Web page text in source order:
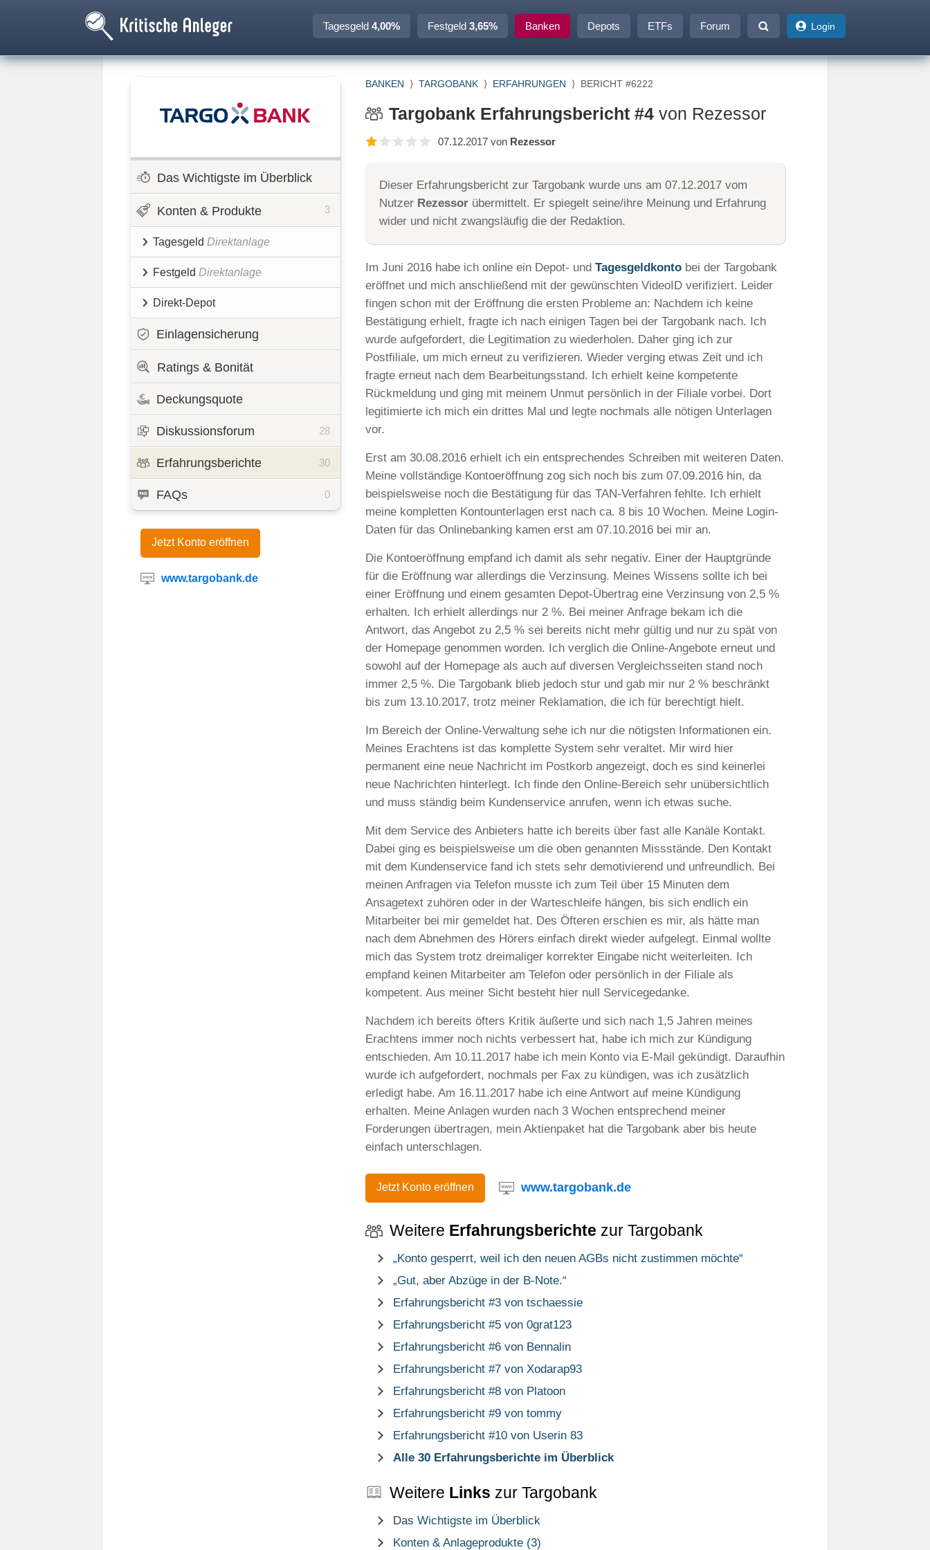
Tagesgeld 4,00% Festgeld 3,65% Banken Depots ETFs Forum Login
Das Wichtigste im Überblick
Konten & Produkte 3
Tagesgeld Direktanlage
Festgeld Direktanlage
Direkt-Depot
Einlagensicherung
Ratings & Bonität
Deckungsquote
Diskussionsforum 28
Erfahrungsberichte 30
FAQs 0
Jetzt Konto eröffnen
www.targobank.de
BANKEN ⟩ TARGOBANK ⟩ ERFAHRUNGEN ⟩ BERICHT #6222
Targobank Erfahrungsbericht #4 von Rezessor
07.12.2017 von Rezessor
Dieser Erfahrungsbericht zur Targobank wurde uns am 07.12.2017 vom
Nutzer Rezessor übermittelt. Er spiegelt seine/ihre Meinung und Erfahrung
wider und nicht zwangsläufig die der Redaktion.
Im Juni 2016 habe ich online ein Depot- und Tagesgeldkonto bei der Targobank
eröffnet und mich anschließend mit der gewünschten VideoID verifiziert. Leider
fingen schon mit der Eröffnung die ersten Probleme an: Nachdem ich keine
Bestätigung erhielt, fragte ich nach einigen Tagen bei der Targobank nach. Ich
wurde aufgefordert, die Legitimation zu wiederholen. Daher ging ich zur
Postfiliale, um mich erneut zu verifizieren. Wieder verging etwas Zeit und ich
fragte erneut nach dem Bearbeitungsstand. Ich erhielt keine kompetente
Rückmeldung und ging mit meinem Unmut persönlich in der Filiale vorbei. Dort
legitimierte ich mich ein drittes Mal und legte nochmals alle nötigen Unterlagen
vor.
Erst am 30.08.2016 erhielt ich ein entsprechendes Schreiben mit weiteren Daten.
Meine vollständige Kontoeröffnung zog sich noch bis zum 07.09.2016 hin, da
beispielsweise noch die Bestätigung für das TAN-Verfahren fehlte. Ich erhielt
meine kompletten Kontounterlagen erst nach ca. 8 bis 10 Wochen. Meine Login-
Daten für das Onlinebanking kamen erst am 07.10.2016 bei mir an.
Die Kontoeröffnung empfand ich damit als sehr negativ. Einer der Hauptgründe
für die Eröffnung war allerdings die Verzinsung. Meines Wissens sollte ich bei
einer Eröffnung und einem gesamten Depot-Übertrag eine Verzinsung von 2,5 %
erhalten. Ich erhielt allerdings nur 2 %. Bei meiner Anfrage bekam ich die
Antwort, das Angebot zu 2,5 % sei bereits nicht mehr gültig und nur zu spät von
der Homepage genommen worden. Ich verglich die Online-Angebote erneut und
sowohl auf der Homepage als auch auf diversen Vergleichsseiten stand noch
immer 2,5 %. Die Targobank blieb jedoch stur und gab mir nur 2 % beschränkt
bis zum 13.10.2017, trotz meiner Reklamation, die ich für berechtigt hielt.
Im Bereich der Online-Verwaltung sehe ich nur die nötigsten Informationen ein.
Meines Erachtens ist das komplette System sehr veraltet. Mir wird hier
permanent eine neue Nachricht im Postkorb angezeigt, doch es sind keinerlei
neue Nachrichten hinterlegt. Ich finde den Online-Bereich sehr unübersichtlich
und muss ständig beim Kundenservice anrufen, wenn ich etwas suche.
Mit dem Service des Anbieters hatte ich bereits über fast alle Kanäle Kontakt.
Dabei ging es beispielsweise um die oben genannten Missstände. Den Kontakt
mit dem Kundenservice fand ich stets sehr demotivierend und unfreundlich. Bei
meinen Anfragen via Telefon musste ich zum Teil über 15 Minuten dem
Ansagetext zuhören oder in der Warteschleife hängen, bis sich endlich ein
Mitarbeiter bei mir gemeldet hat. Des Öfteren erschien es mir, als hätte man
nach dem Abnehmen des Hörers einfach direkt wieder aufgelegt. Einmal wollte
mich das System trotz dreimaliger korrekter Eingabe nicht weiterleiten. Ich
empfand keinen Mitarbeiter am Telefon oder persönlich in der Filiale als
kompetent. Aus meiner Sicht besteht hier null Servicegedanke.
Nachdem ich bereits öfters Kritik äußerte und sich nach 1,5 Jahren meines
Erachtens immer noch nichts verbessert hat, habe ich mich zur Kündigung
entschieden. Am 10.11.2017 habe ich mein Konto via E-Mail gekündigt. Daraufhin
wurde ich aufgefordert, nochmals per Fax zu kündigen, was ich zusätzlich
erledigt habe. Am 16.11.2017 habe ich eine Antwort auf meine Kündigung
erhalten. Meine Anlagen wurden nach 3 Wochen entsprechend meiner
Forderungen übertragen, mein Aktienpaket hat die Targobank aber bis heute
einfach unterschlagen.
Jetzt Konto eröffnen www.targobank.de
Weitere Erfahrungsberichte zur Targobank
„Konto gesperrt, weil ich den neuen AGBs nicht zustimmen möchte“
„Gut, aber Abzüge in der B-Note.“
Erfahrungsbericht #3 von tschaessie
Erfahrungsbericht #5 von 0grat123
Erfahrungsbericht #6 von Bennalin
Erfahrungsbericht #7 von Xodarap93
Erfahrungsbericht #8 von Platoon
Erfahrungsbericht #9 von tommy
Erfahrungsbericht #10 von Userin 83
Alle 30 Erfahrungsberichte im Überblick
Weitere Links zur Targobank
Das Wichtigste im Überblick
Konten & Anlageprodukte (3)